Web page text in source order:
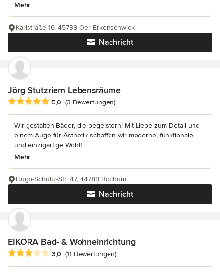
Mehr
Nachricht
Karlstraße 16, 45739 Oer-Erkenschwick
Jörg Stutzriem Lebensräume
Durchschnittliche Bewertung: 5 von 5 Sternen
5,0 (3 Bewertungen)
Wir gestalten Bäder, die begeistern! Mit Liebe zum Detail und
einem Auge für Ästhetik schaffen wir moderne, funktionale
und einzigartige Wohlf...
Mehr
Nachricht
Hugo-Schultz-Str. 47, 44789 Bochum
EIKORA Bad- & Wohneinrichtung
Durchschnittliche Bewertung: 3 von 5 Sternen
3,0 (11 Bewertungen)